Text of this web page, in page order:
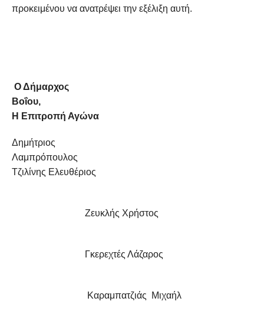
προκειμένου να ανατρέψει την εξέλιξη αυτή.
Ο Δήμαρχος
Η Επιτροπή Αγώνα
Δημήτριος
Τζιλίνης Ελευθέριος
Ζευκλής Χρήστος
Γκερεχτές Λάζαρος
Καραμπατζιάς Μιχαήλ